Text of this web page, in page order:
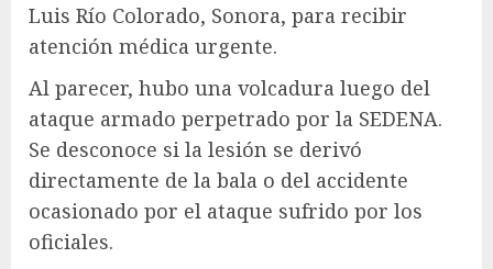
Luis Río Colorado, Sonora, para recibir
atención médica urgente.
Al parecer, hubo una volcadura luego del
ataque armado perpetrado por la SEDENA.
Se desconoce si la lesión se derivó
directamente de la bala o del accidente
ocasionado por el ataque sufrido por los
oficiales.